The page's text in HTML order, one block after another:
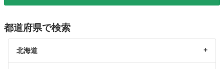
都道府県で検索
北海道